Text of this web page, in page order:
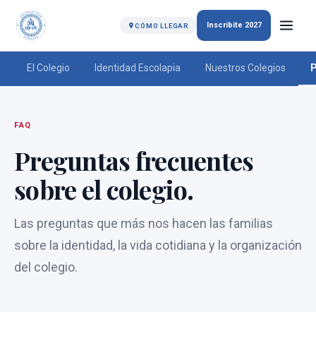
CÓMO LLEGAR Inscribite 2027
El Colegio Identidad Escolapia Nuestros Colegios
FAQ
Preguntas frecuentes
sobre el colegio.
Las preguntas que más nos hacen las familias
sobre la identidad, la vida cotidiana y la organización
del colegio.